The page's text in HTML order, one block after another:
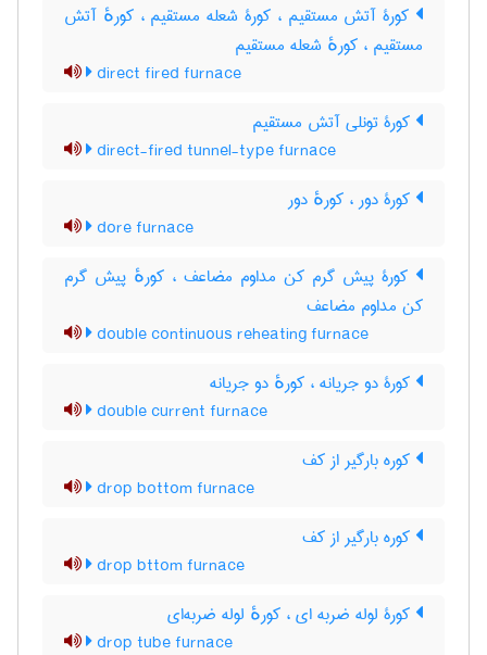
کورۀ آتش مستقیم ، کورۀ شعله مستقیم ، کورهٔ آتش
مستقیم ، کورهٔ شعله مستقیم
direct fired furnace
کورۀ تونلی آتش مستقیم
direct-fired tunnel-type furnace
کورۀ دور ، کورهٔ دور
dore furnace
کورۀ پیش گرم کن مداوم مضاعف ، کورهٔ پیش گرم
کن مداوم مضاعف
double continuous reheating furnace
کورۀ دو جریانه ، کورهٔ دو جریانه
double current furnace
کوره بارگیر از کف
drop bottom furnace
کوره بارگیر از کف
drop bttom furnace
کورۀ لوله ضربه ای ، کورهٔ لوله ضربه‌ای
drop tube furnace